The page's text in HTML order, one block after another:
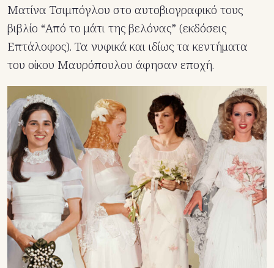
Ματίνα Τσιμπόγλου στο αυτοβιογραφικό τους
βιβλίο “Από το μάτι της βελόνας” (εκδόσεις
Επτάλοφος). Τα νυφικά και ιδίως τα κεντήματα
του οίκου Μαυρόπουλου άφησαν εποχή.